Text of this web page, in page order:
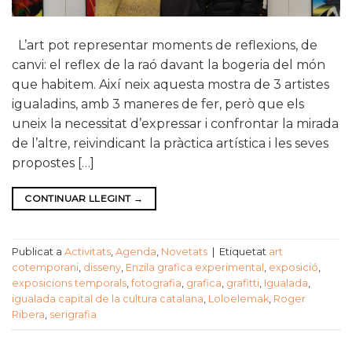
L’art pot representar moments de reflexions, de
canvi: el reflex de la raó davant la bogeria del món
que habitem. Així neix aquesta mostra de 3 artistes
igualadins, amb 3 maneres de fer, però que els
uneix la necessitat d’expressar i confrontar la mirada
de l’altre, reivindicant la pràctica artística i les seves
propostes […]
CONTINUAR LLEGINT →
Publicat a Activitats, Agenda, Novetats Etiquetat art
cotemporani, disseny, Enzila grafica experimental , exposició,
exposicions temporals, fotografia, grafica, grafitti, Igualada,
igualada capital de la cultura catalana, Loloelemak, Roger
Ribera, serigrafia